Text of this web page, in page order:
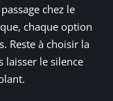
chez le
chaque option
Reste à choisir la
laisser le silence